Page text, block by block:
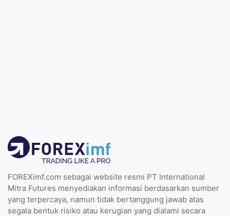
FOREXimf.com sebagai website resmi PT International
Mitra Futures menyediakan informasi berdasarkan sumber
yang terpercaya, namun tidak bertanggung jawab atas
segala bentuk risiko atau kerugian yang dialami secara